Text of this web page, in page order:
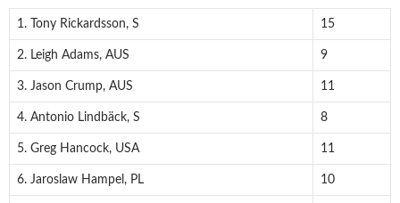
1. Tony Rickardsson, S 15
2. Leigh Adams, AUS 9
3. Jason Crump, AUS 11
4. Antonio Lindbäck, S 8
5. Greg Hancock, USA 11
6. Jaroslaw Hampel, PL 10